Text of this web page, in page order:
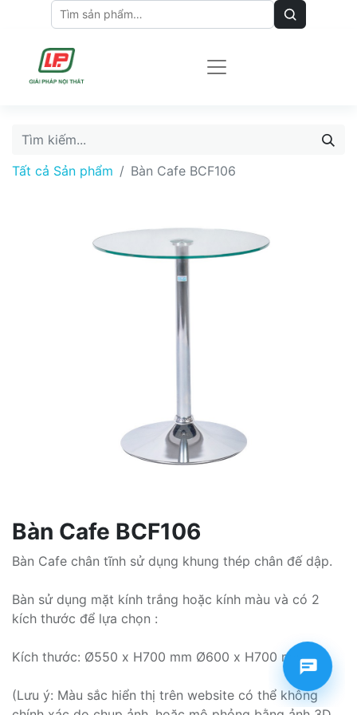
Tất cả Sản phẩm Bàn Cafe BCF106
Bàn Cafe BCF106
Bàn Cafe chân tĩnh sử dụng khung thép chân đế dập.
Bàn sử dụng mặt kính trắng hoặc kính màu và có 2
kích thước để lựa chọn :
Kích thước: Ø550 x H700 mm Ø600 x H700 mm
(Lưu ý: Màu sắc hiển thị trên website có thể không